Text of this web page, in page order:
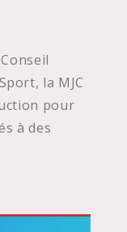
la MJC
pour
à des